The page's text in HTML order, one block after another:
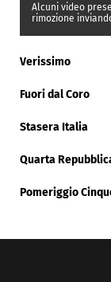
Alcuni video
rimozione
Verissimo
Fuori dal Coro
Stasera Italia
Quarta
Pomeriggio